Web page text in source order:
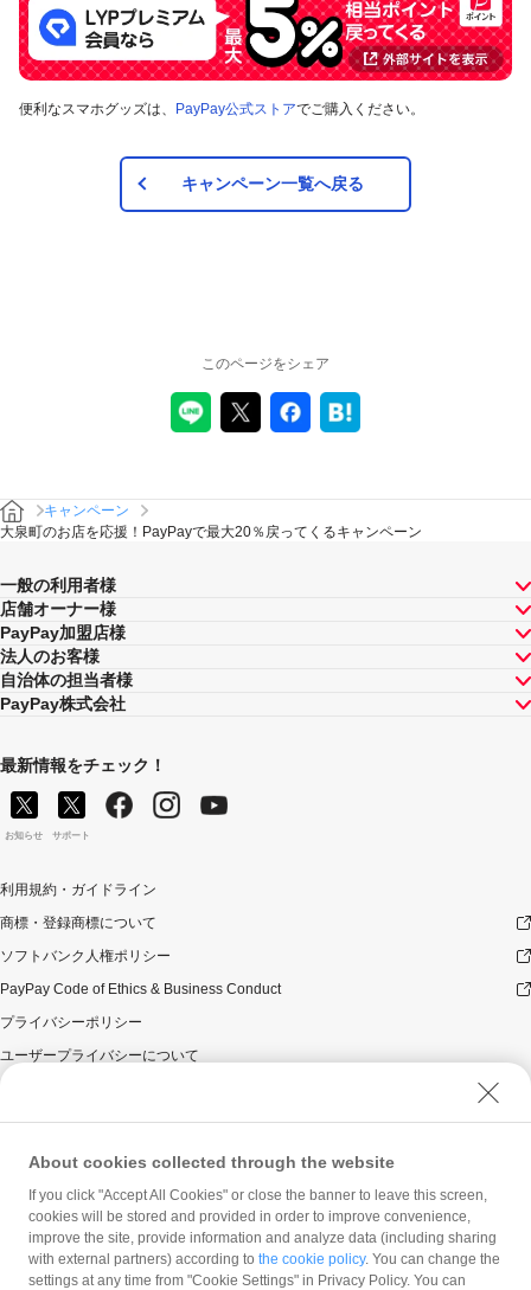
便利なスマホグッズは、 PayPay公式ストアでご購入ください。
キャンペーン一覧へ戻る
このページをシェア
キャンペーン
大泉町のお店を応援！PayPayで最大20％戻ってくるキャンペーン
一般の利用者様
店舗オーナー様
PayPay加盟店様
法人のお客様
自治体の担当者様
PayPay株式会社
最新情報をチェック！
お知らせ サポート
利用規約・ガイドライン
商標・登録商標について
ソフトバンク人権ポリシー
PayPay Code of Ethics & Business Conduct
プライバシーポリシー
ユーザープライバシーについて
ウェブサイト利用規約
反社会的勢力に対する方針
勧誘方針
マネロン等基本方針
カスタマーハラスメントに関する当社の考え方
About cookies collected through the website
If you click "Accept All Cookies" or close the banner to leave this screen,
cookies will be stored and provided in order to improve convenience,
improve the site, provide information and analyze data (including sharing
with external partners) according to the cookie policy. You can change the
settings at any time from "Cookie Settings" in Privacy Policy. You can